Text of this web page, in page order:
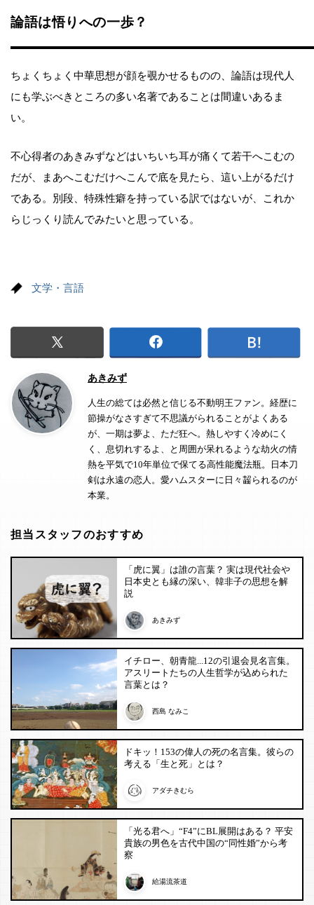
論語は悟りへの一歩？
ちょくちょく中華思想が顔を覗かせるものの、論語は現代人
にも学ぶべきところの多い名著であることは間違いあるま
い。
不心得者のあきみずなどはいちいち耳が痛くて若干へこむの
だが、まあへこむだけへこんで底を見たら、這い上がるだけ
である。別段、特殊性癖を持っている訳ではないが、これか
らじっくり読んでみたいと思っている。
文学・言語
あきみず
人生の総ては必然と信じる不動明王ファン。経歴に
節操がなさすぎて不思議がられることがよくある
が、一期は夢よ、ただ狂へ。熱しやすく冷めにく
く、息切れするよ、と周囲が呆れるような劫火の情
熱を平気で10年単位で保てる高性能魔法瓶。日本刀
剣は永遠の恋人。愛ハムスターに日々齧られるのが
本業。
担当スタッフのおすすめ
「虎に翼」は誰の言葉？ 実は現代社会や
日本史とも縁の深い、韓非子の思想を解
説
あきみず
イチロー、朝青龍...12の引退会見名言集。
アスリートたちの人生哲学が込められた
言葉とは？
西島 なみこ
ドキッ！153の偉人の死の名言集。彼らの
考える「生と死」とは？
アダチきむら
「光る君へ」“F4”にBL展開はある？ 平安
貴族の男色を古代中国の“同性婚”から考
察
給湯流茶道